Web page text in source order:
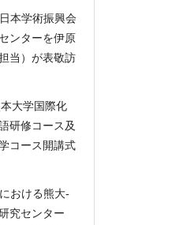
本学術振興会
ンターを伊原
当）が表敬訪
大学国際化
研修コース及
コース開講式
おける熊大-
究センター